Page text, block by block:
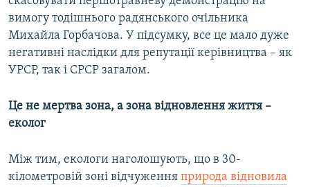
вимогу тодішнього радянського очільника
Михайла Горбачова. У підсумку, все це мало дуже
негативні наслідки для репутації керівництва – як
УРСР, так і СРСР загалом.
Це не мертва зона, а зона відновлення життя –
еколог
Між тим, екологи наголошують, що в 30-
кілометровій зоні відчуження природа відновила